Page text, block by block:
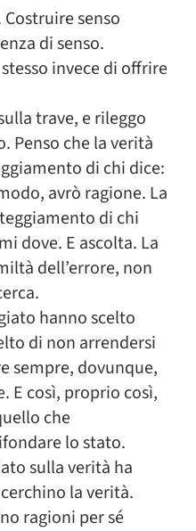
senso
di senso.
invece di offrire
trave, e rileggo
Penso che la verità
di chi dice:
avrò ragione. La
di chi
dove. E ascolta. La
dell’errore, non
hanno scelto
di non arrendersi
sempre, dovunque,
E così, proprio così,
che
lo stato.
sulla verità ha
la verità.
ragioni per sé